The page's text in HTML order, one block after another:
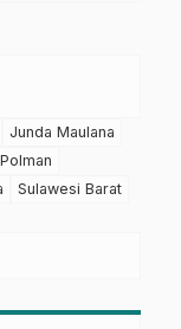
Junda Maulana
Polman
Sulawesi Barat